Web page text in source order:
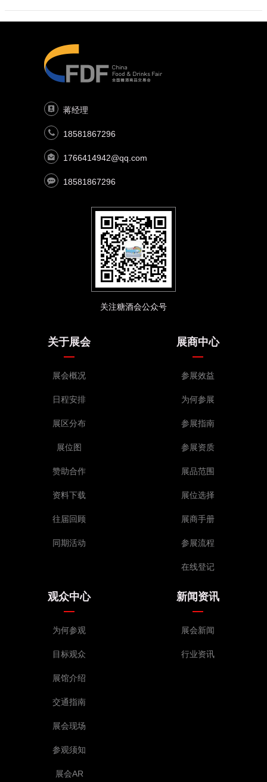
蒋经理
18581867296
1766414942@qq.com
18581867296
关注糖酒会公众号
关于展会
展会概况
日程安排
展区分布
展位图
赞助合作
资料下载
往届回顾
同期活动
展商中心
参展效益
为何参展
参展指南
参展资质
展品范围
展位选择
展商手册
参展流程
在线登记
观众中心
为何参观
目标观众
展馆介绍
交通指南
展会现场
参观须知
展会AR
新闻资讯
展会新闻
行业资讯